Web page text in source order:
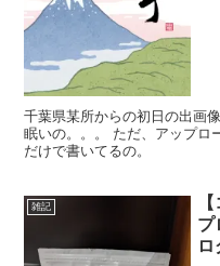
千葉県某所からの初日の出画
眠いの。。。 ただ、アップロ
だけで書いてるの。
雑記
プ
ロ